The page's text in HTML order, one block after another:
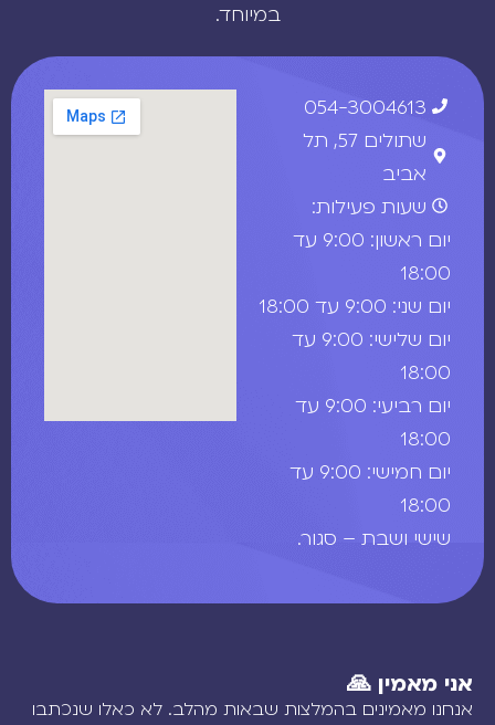
במיוחד.
054-3004613
שתולים 57, תל
אביב
שעות פעילות:
יום ראשון: 9:00 עד
18:00
יום שני: 9:00 עד 18:00
יום שלישי: 9:00 עד
18:00
יום רביעי: 9:00 עד
18:00
יום חמישי: 9:00 עד
18:00
שישי ושבת – סגור.
אני מאמין 🙏
אנחנו מאמינים בהמלצות שבאות מהלב. לא כאלו שנכתבו